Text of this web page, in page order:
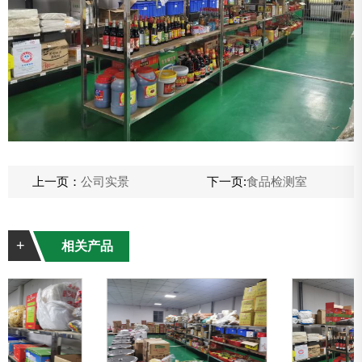
上一页： 公司实景 下一页:食品检测室
+ 相关产品